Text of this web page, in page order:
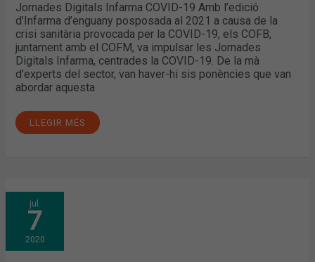
Jornades Digitals Infarma COVID-19 Amb l’edició
d’Infarma d’enguany posposada al 2021 a causa de la
crisi sanitària provocada per la COVID-19, els COFB,
juntament amb el COFM, va impulsar les Jornades
Digitals Infarma, centrades la COVID-19. De la mà
d’experts del sector, van haver-hi sis ponències que van
abordar aquesta
LLEGIR MÉS
jul.
7
2020
JA
DISPONIBLES
LES
PONÈNCIES
DE
LES
JORNADES